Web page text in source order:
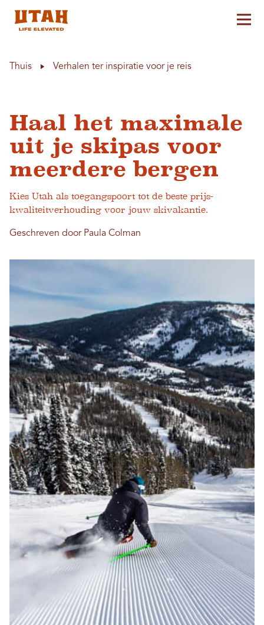
Thuis Verhalen ter inspiratie voor je reis
Haal het maximale
uit je skipas voor
meerdere bergen
Kies Utah als toegangspoort tot de beste prijs-
kwaliteitverhouding voor jouw skivakantie.
Geschreven door Paula Colman